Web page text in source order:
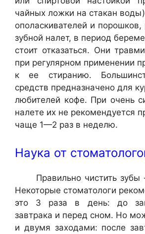
чайных ложки на стакан
ополаскивателей и
зубной налет, в период
стоит отказаться. Они
при регулярном применении
к ее стиранию.
средств предназначено для
любителей кофе. При очень
налете их не рекомендуется
чаще 1—2 раз в неделю.
Наука от
Правильно чистить зубы
Некоторые стоматологи
это 3 раза в день: до
завтрака и перед сном. Но
и двумя заходами: после